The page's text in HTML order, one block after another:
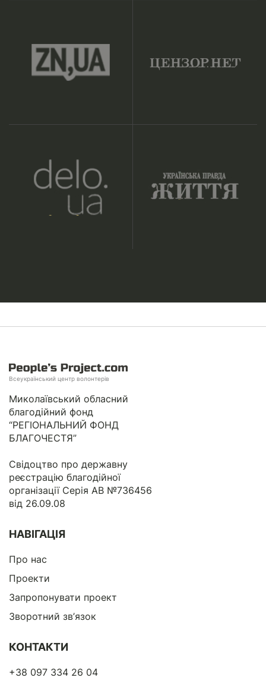
Всеукраїнський центр волонтерів
Миколаївський обласний
благодійний фонд
“РЕГІОНАЛЬНИЙ ФОНД
БЛАГОЧЕСТЯ”
Свідоцтво про державну
реєстрацію благодійної
організації Серія АВ №736456
від 26.09.08
НАВІГАЦІЯ
Про нас
Проекти
Запропонувати проект
Зворотний зв’язок
КОНТАКТИ
+38 097 334 26 04